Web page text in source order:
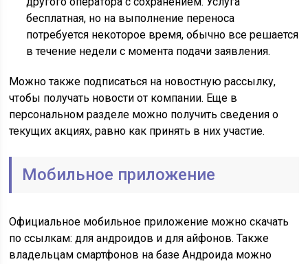
бесплатная, но на выполнение переноса
потребуется некоторое время, обычно все решается
в течение недели с момента подачи заявления.
Можно также подписаться на новостную рассылку,
чтобы получать новости от компании. Еще в
персональном разделе можно получить сведения о
текущих акциях, равно как принять в них участие.
Мобильное приложение
Официальное мобильное приложение можно скачать
по ссылкам: для андроидов и для айфонов. Также
владельцам смартфонов на базе Андроида можно